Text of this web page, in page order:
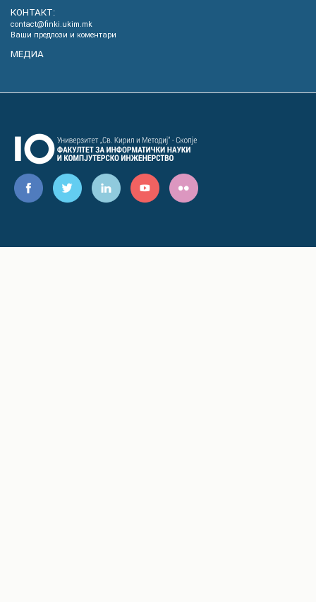
КОНТАКТ:
contact@finki.ukim.mk
Ваши предлози и коментари
МЕДИА